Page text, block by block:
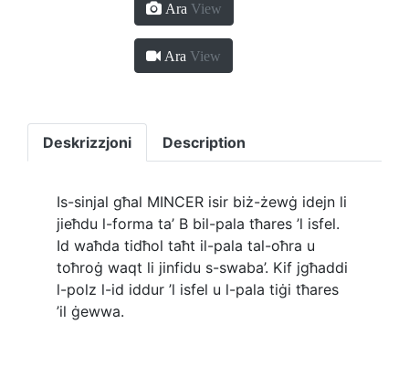
Ara View
Ara View
Deskrizzjoni Description
Is-sinjal għal MINCER isir biż-żewġ idejn li
jieħdu l-forma ta’ B bil-pala tħares ’l isfel.
Id waħda tidħol taħt il-pala tal-oħra u
toħroġ waqt li jinfidu s-swaba’. Kif jgħaddi
l-polz l-id iddur ’l isfel u l-pala tiġi tħares
’il ġewwa.